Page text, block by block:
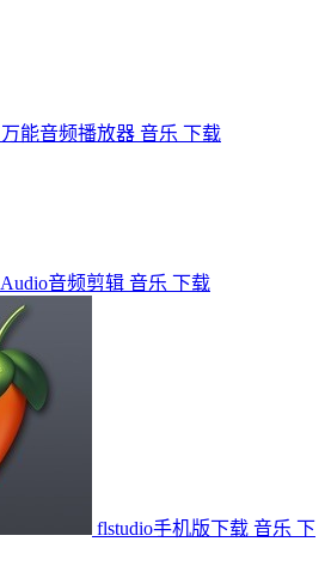
万能音频播放器 音乐 下载
Audio音频剪辑 音乐 下载
flstudio手机版下载 音乐 下